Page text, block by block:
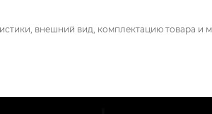
внешний вид, комплектацию товара и